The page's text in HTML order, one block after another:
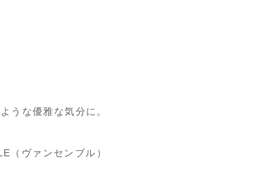
うな優雅な気分に。
（ヴァンセンブル）